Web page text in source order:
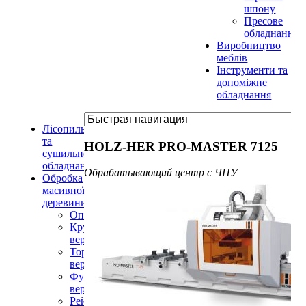
шпону
Пресове
обладнання
Виробництво
меблів
Інструменти та
допоміжне
обладнання
Лісопильне
та
сушильне
обладнання
Обробка
масивної
деревини
Оптимізатори
Круглопилкові
верстати
Торцювальні
верстати
Фугувальні
верстати
Рейсмусові
HOLZ-HER PRO-MASTER 7125
Обрабатывающий центр с ЧПУ